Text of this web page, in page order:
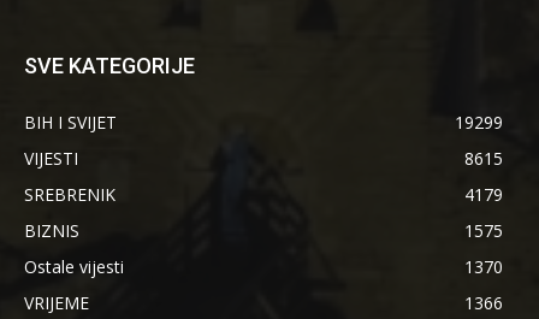
SVE KATEGORIJE
BIH I SVIJET
19299
VIJESTI
8615
SREBRENIK
4179
BIZNIS
1575
Ostale vijesti
1370
VRIJEME
1366